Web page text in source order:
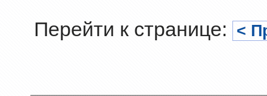
Перейти к странице: <